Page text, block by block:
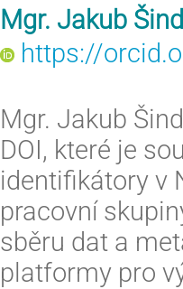
Mgr. Jakub
https://
Mgr. Jakub
DOI, které je
identifikátory v
pracovní
sběru dat a
platformy pro